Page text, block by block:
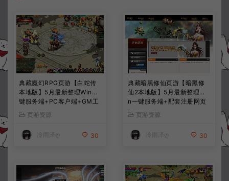
典藏魔幻RPG页游【白蛇传
本地版】5月最新整理Win一
键服务端+PC客户端+GM工
具+详细搭建教程
页游资源
冷雨泽ღ 30
典藏暗黑修仙页游【暗黑修
仙2本地版】5月最新整理Wi
n一键服务端+配套注册网页
+GM工具+PC客户端+详细
搭建教程
页游资源
冷雨泽ღ 30